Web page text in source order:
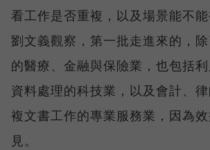
看工作是否重複，以及場景能不能
劉文義觀察，第一批走進來的，
的醫療、金融與保險業，也包括
資料處理的科技業，以及會計、
複文書工作的專業服務業，因為
見。